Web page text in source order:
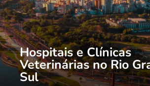
Hospitais e Clínicas
Veterinárias no Rio
Sul